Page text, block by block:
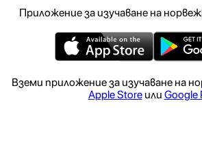
Приложение за изучаване на
Вземи приложение за изучаване на
Apple Storeили Google